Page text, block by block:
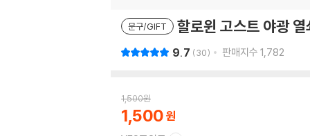
문구/GIFT 할로윈 고스트 야광
9.7 30 판매지수 1,782
1,500원
1,500